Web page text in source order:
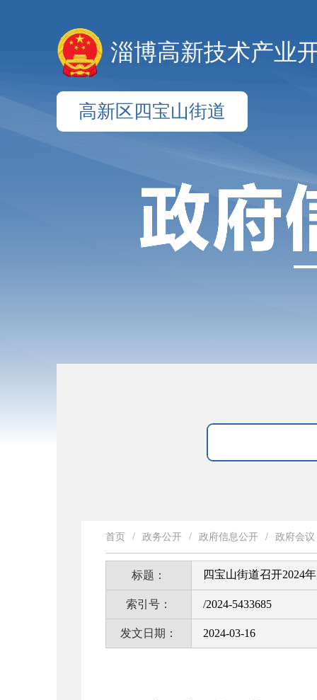
淄博高新技术产业
高新区四宝山街道
首页 / 政务公开 / 政府信息公开 / 政府会议
标题： 四宝山街道召开2024
索引号： /2024-5433685
发文日期： 2024-03-16